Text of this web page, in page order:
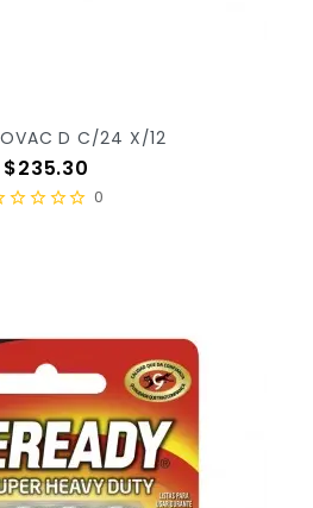
D C/24 X/12
Precio
$235.30
0